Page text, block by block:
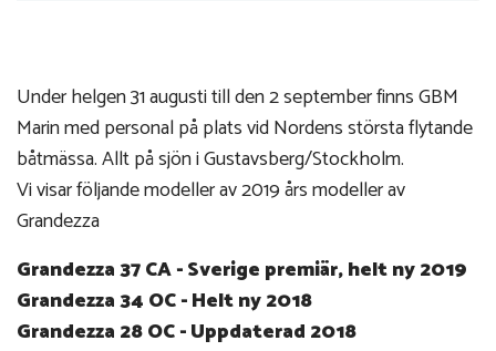
Under helgen 31 augusti till den 2 september finns GBM
Marin med personal på plats vid Nordens största flytande
båtmässa. Allt på sjön i Gustavsberg/Stockholm.
Vi visar följande modeller av 2019 års modeller av
Grandezza
Grandezza 37 CA - Sverige premiär, helt ny 2019
Grandezza 34 OC - Helt ny 2018
Grandezza 28 OC - Uppdaterad 2018